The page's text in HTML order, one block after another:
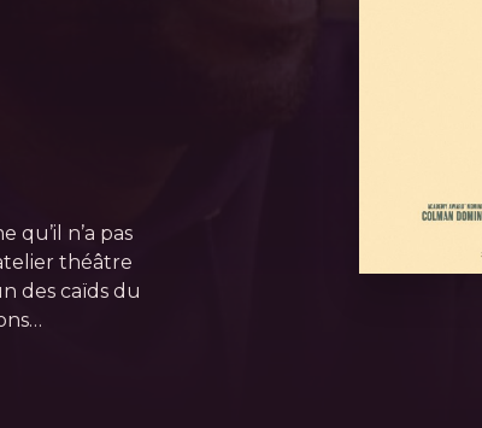
qu’il n’a pas
théâtre
des caïds du